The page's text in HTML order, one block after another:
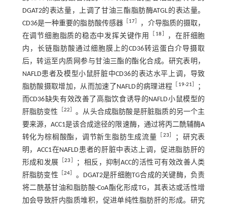
DGAT2的表达量，上调了甘油三酯脂肪酶ATGL的表达量。
CD36是一种重要的脂肪酸传感器
17
，介导脂质的摄取，
在调节细胞脂质的稳态中发挥关键作用
18
，在肝细胞
内，长链脂肪酸通过细胞膜上的CD36转运蛋白介导摄取
后，转运至内质网参与甘油三酯的酯化合成。研究表明，
NAFLD患者及模型小鼠肝脏中CD36的表达水平上调，导致
脂肪酸摄取增加，从而加速了NAFLD的病理进程
19-21
；
而CD36缺失有效改善了高脂饮食诱导的NAFLD小鼠模型的
肝脂肪变性
22
。从头合成脂肪酸是肝脏脂质的另一个主
要来源，ACC1是该合成途径的限速酶，通过将丙二酰辅酶A
转化为棕榈酸酯，调节新生脂肪生成流量
23
；研究表
明，ACC1在NAFLD患者的肝脏中表达上调，促进脂肪肝的
形成和发展 ［23
；相反，抑制ACC的活性可有效改善人类
肝脂肪变性 ［24
。DGAT2是肝细胞TG合成的关键酶，负责
将二酰基甘油和脂肪酸-CoA酯化形成TG，其表达或活性增
加会导致肝内脂质堆积，促进单纯性脂肪肝的形成。研究